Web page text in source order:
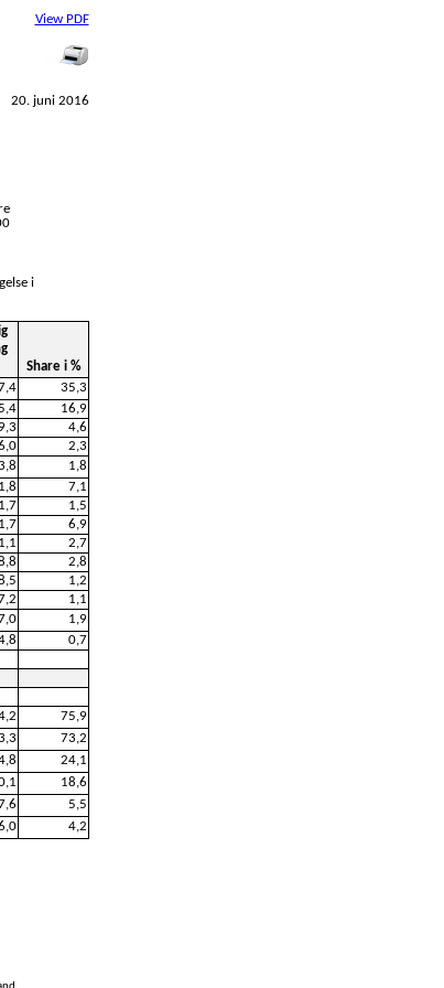
View PDF
20. juni 2016
i
Share i %
35,3
16,9
4,6
2,3
1,8
7,1
1,5
6,9
2,7
2,8
1,2
1,1
1,9
0,7
75,9
73,2
24,1
18,6
5,5
4,2